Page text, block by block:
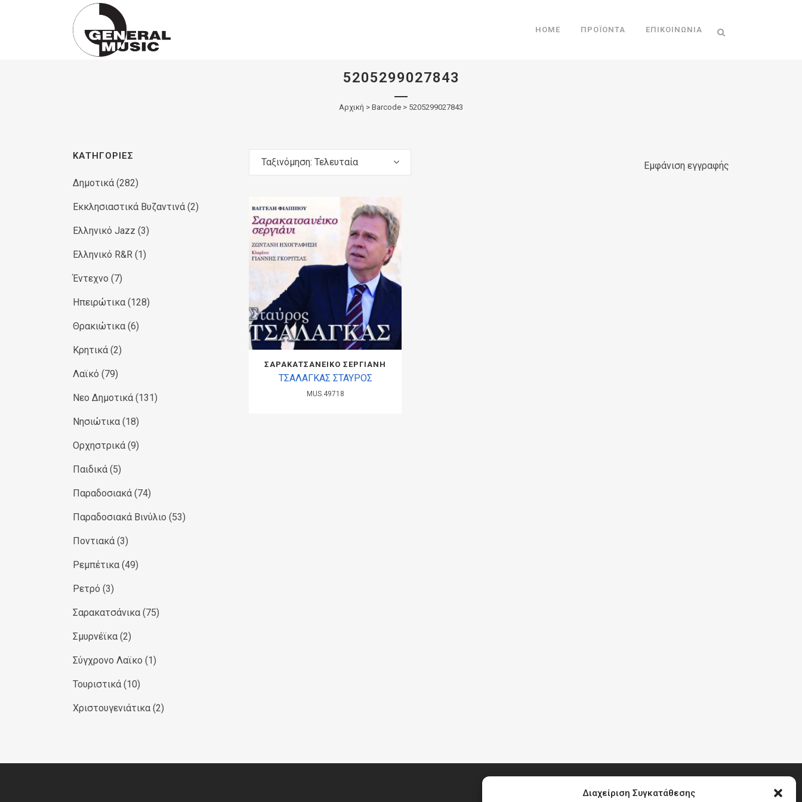
Διαχείριση Συγκατάθεσης
Products
HOME ΠΡΟΪΌΝΤΑ ΕΠΙΚΟΙΝΩΝΊΑ
5205299027843
Αρχική > Barcode > 5205299027843
ΚΑΤΗΓΟΡΊΕΣ
Δημοτικά (282)
Εκκλησιαστικά Βυζαντινά (2)
Ελληνικό Jazz (3)
Ελληνικό R&R (1)
Έντεχνο (7)
Ηπειρώτικα (128)
Θρακιώτικα (6)
Κρητικά (2)
Λαϊκό (79)
Νεο Δημοτικά (131)
Νησιώτικα (18)
Ορχηστρικά (9)
Παιδικά (5)
Παραδοσιακά (74)
Παραδοσιακά Βινύλιο (53)
Ποντιακά (3)
Ρεμπέτικα (49)
Ρετρό (3)
Σαρακατσάνικα (75)
Σμυρνέϊκα (2)
Σύγχρονο Λαϊκο (1)
Τουριστικά (10)
Χριστουγενιάτικα (2)
Εμφάνιση εγγραφής
Ταξινόμηση: Τελευταία
ΣΑΡΑΚΑΤΣΑΝΕΙΚΟ ΣΕΡΓΙΑΝΗ
ΤΣΑΛΑΓΚΑΣ ΣΤΑΥΡΟΣ
MUS.49718